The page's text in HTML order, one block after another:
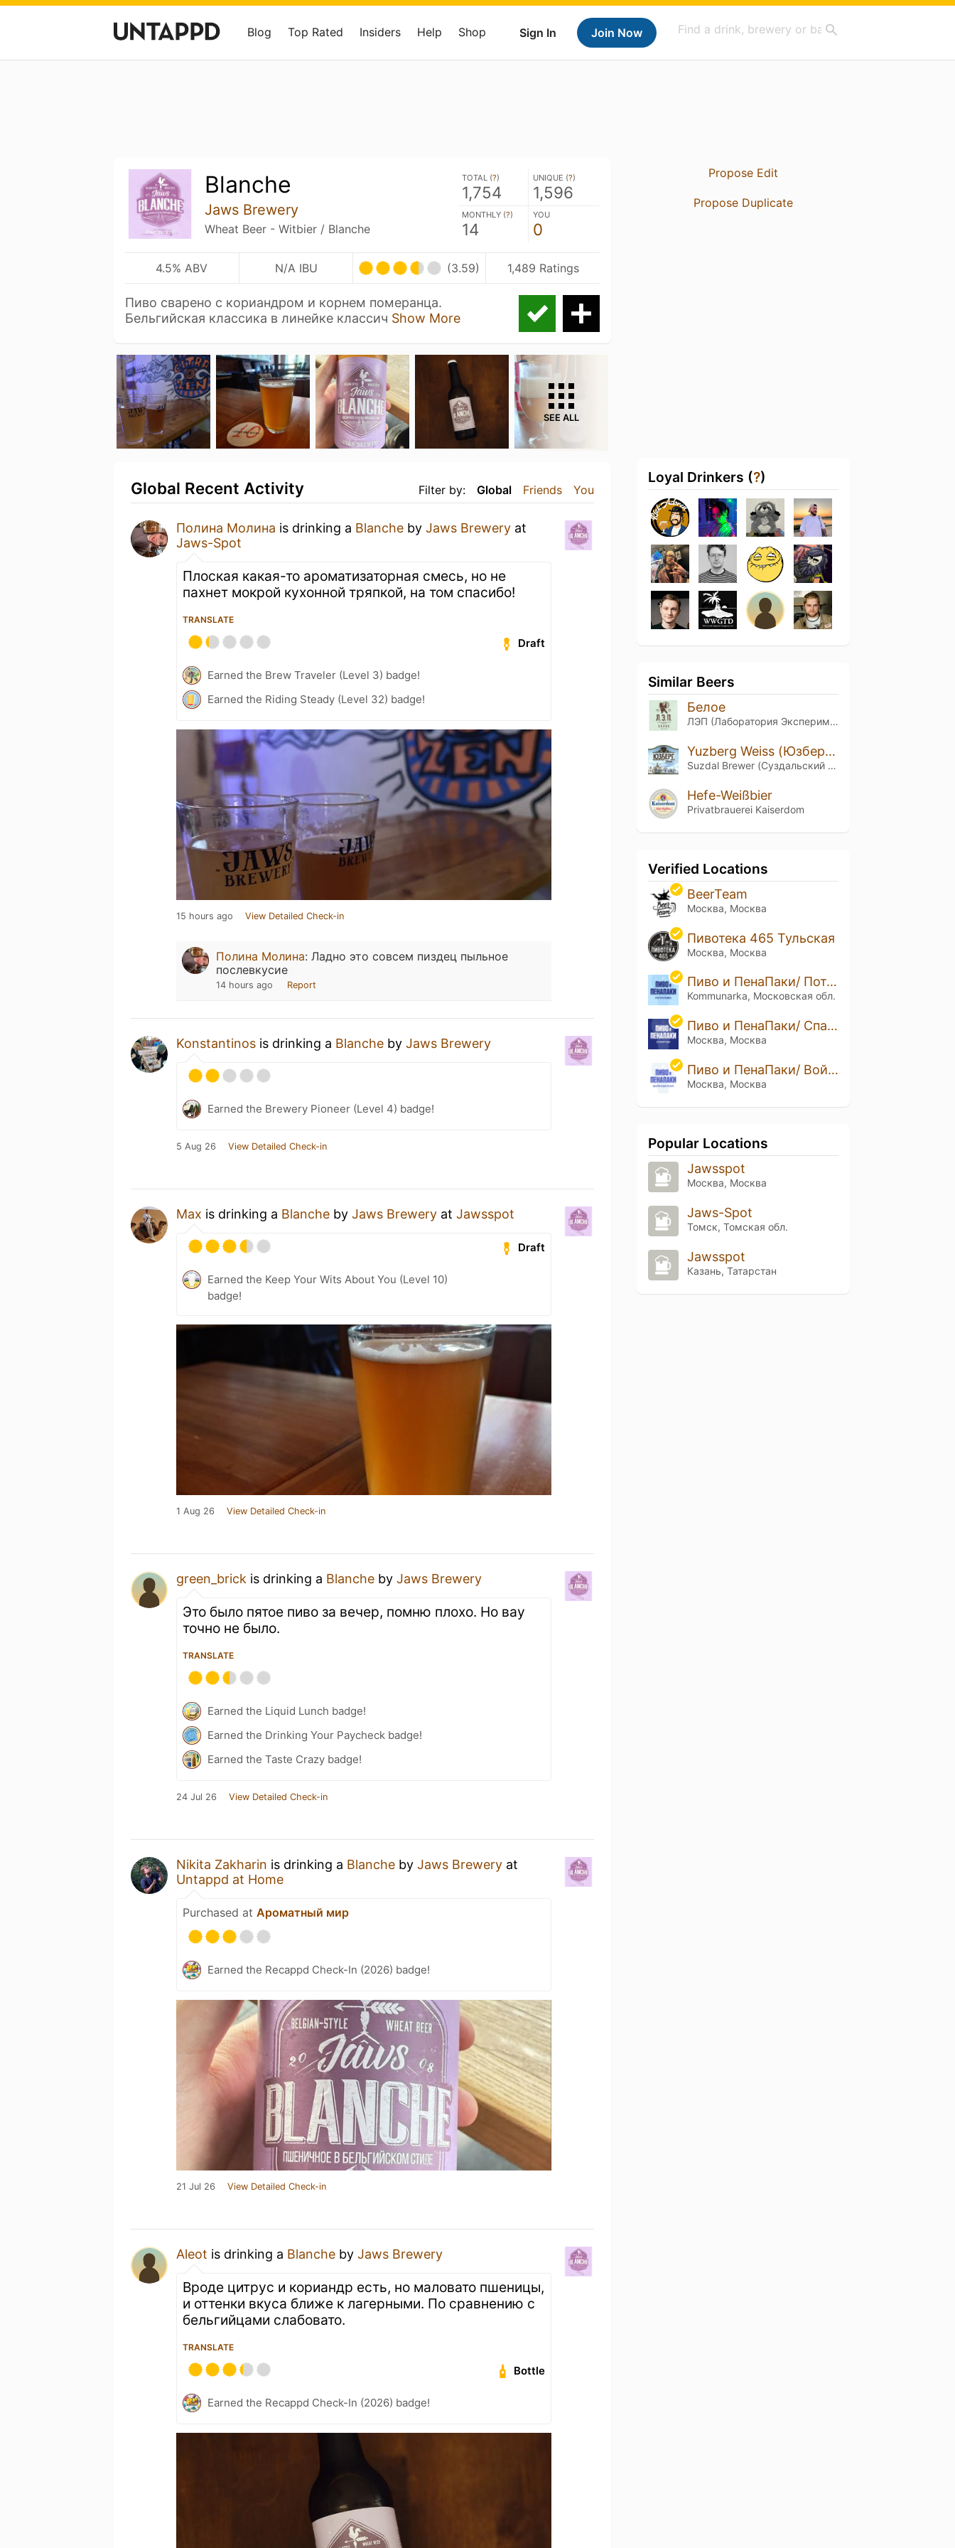
Sign In Join Now
Blog Top Rated Insiders Help Shop
Blanche
Jaws Brewery
Wheat Beer - Witbier / Blanche
TOTAL (?)
1,754
UNIQUE (?)
1,596
MONTHLY (?)
14
YOU
0
4.5% ABV N/A IBU (3.59) 1,489 Ratings
Пиво сварено с кориандром и корнем померанца.
Бельгийская классика в линейке классич Show More
SEE ALL
Filter by: Global Friends You
Global Recent Activity
Полина Молина is drinking a Blanche by Jaws Brewery at
Jaws-Spot
Плоская какая-то ароматизаторная смесь, но не
пахнет мокрой кухонной тряпкой, на том спасибо!
TRANSLATE
Draft
Earned the Brew Traveler (Level 3) badge!
Earned the Riding Steady (Level 32) badge!
15 hours ago View Detailed Check-in
Полина Молина: Ладно это совсем пиздец пыльное
послевкусие
14 hours ago Report
Konstantinos is drinking a Blanche by Jaws Brewery
Earned the Brewery Pioneer (Level 4) badge!
5 Aug 26 View Detailed Check-in
Max is drinking a Blanche by Jaws Brewery at Jawsspot
Draft
Earned the Keep Your Wits About You (Level 10)
badge!
1 Aug 26 View Detailed Check-in
green_brick is drinking a Blanche by Jaws Brewery
Это было пятое пиво за вечер, помню плохо. Но вау
точно не было.
TRANSLATE
Earned the Liquid Lunch badge!
Earned the Drinking Your Paycheck badge!
Earned the Taste Crazy badge!
24 Jul 26 View Detailed Check-in
Nikita Zakharin is drinking a Blanche by Jaws Brewery at
Untappd at Home
Purchased at Ароматный мир
Earned the Recappd Check-In (2026) badge!
21 Jul 26 View Detailed Check-in
Aleot is drinking a Blanche by Jaws Brewery
Вроде цитрус и кориандр есть, но маловато пшеницы,
и оттенки вкуса ближе к лагерными. По сравнению с
бельгийцами слабовато.
TRANSLATE
Bottle
Earned the Recappd Check-In (2026) badge!
Propose Edit
Propose Duplicate
Loyal Drinkers (?)
Similar Beers
Белое
ЛЭП (Лаборатория Экспериментального Пивоварения)
Yuzberg Weiss (Юзберг Вайс)
Suzdal Brewer (Суздальский Пивовар)
Hefe-Weißbier
Privatbrauerei Kaiserdom
Verified Locations
BeerTeam
Москва, Москва
Пивотека 465 Тульская
Москва, Москва
Пиво и ПенаПаки/ Потапово
Kommunarka, Московская обл.
Пиво и ПенаПаки/ Спартак
Москва, Москва
Пиво и ПенаПаки/ Войковская
Москва, Москва
Popular Locations
Jawsspot
Москва, Москва
Jaws-Spot
Томск, Томская обл.
Jawsspot
Казань, Татарстан